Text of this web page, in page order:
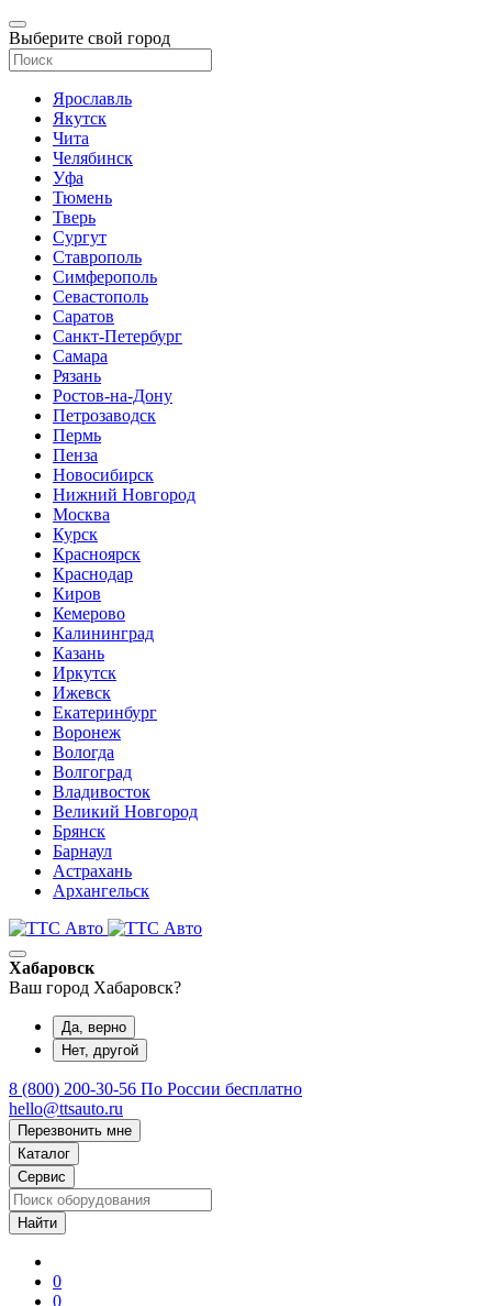
Выберите свой город
Ярославль
Якутск
Чита
Челябинск
Уфа
Тюмень
Тверь
Сургут
Ставрополь
Симферополь
Севастополь
Саратов
Санкт-Петербург
Самара
Рязань
Ростов-на-Дону
Петрозаводск
Пермь
Пенза
Новосибирск
Нижний Новгород
Москва
Курск
Красноярск
Краснодар
Киров
Кемерово
Калининград
Казань
Иркутск
Ижевск
Екатеринбург
Воронеж
Вологда
Волгоград
Владивосток
Великий Новгород
Брянск
Барнаул
Астрахань
Архангельск
Хабаровск
Ваш город Хабаровск?
Да, верно
Нет, другой
8 (800) 200-30-56 По России бесплатно
hello@ttsauto.ru
Перезвонить мне
Каталог
Сервис
0
0